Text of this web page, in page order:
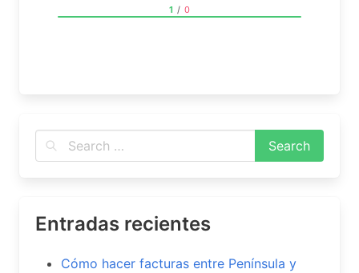
1 / 0
Entradas recientes
Cómo hacer facturas entre Península y